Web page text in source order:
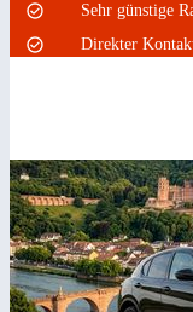
Sehr günstige
Direkter